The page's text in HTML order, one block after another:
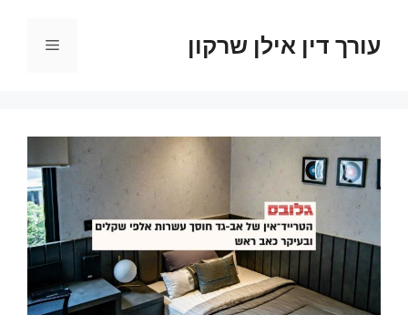
עורך דין אילן שרקון תפריט